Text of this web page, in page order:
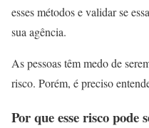
esses métodos e validar se
sua agência.
As pessoas têm medo de
risco. Porém, é preciso
Por que esse risco pode